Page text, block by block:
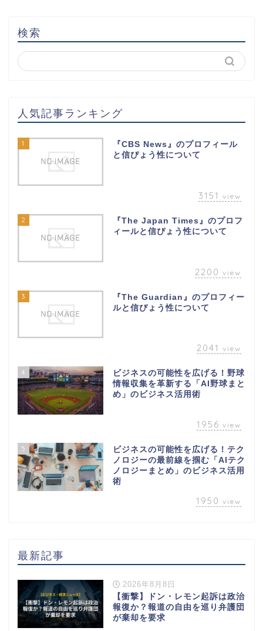
検索
人気記事ランキング
1
『CBS News』のプロフィール
と信ぴょう性について
3151 view
2
『The Japan Times』のプロフ
ィールと信ぴょう性について
2200 view
3
『The Guardian』のプロフィー
ルと信ぴょう性について
2041 view
4
ビジネスの可能性を広げる！野球
情報収集を革新する「AI野球まと
め」のビジネス活用術
1956 view
5
ビジネスの可能性を広げる！テク
ノロジーの最前線を掴む「AIテク
ノロジーまとめ」のビジネス活用
術
1950 view
最新記事
2026年8月8日
【衝撃】ドン・レモン起訴は政治
報復か？報道の自由を巡り弁護団
が棄却を要求